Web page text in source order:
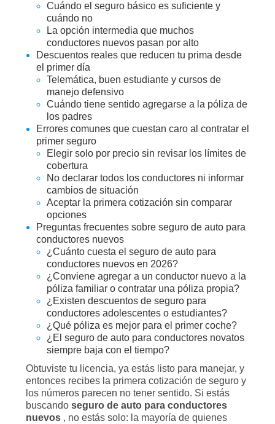
Cuándo el seguro básico es suficiente y
cuándo no
La opción intermedia que muchos
conductores nuevos pasan por alto
Descuentos reales que reducen tu prima desde
el primer día
Telemática, buen estudiante y cursos de
manejo defensivo
Cuándo tiene sentido agregarse a la póliza de
los padres
Errores comunes que cuestan caro al contratar el
primer seguro
Elegir solo por precio sin revisar los límites de
cobertura
No declarar todos los conductores ni informar
cambios de situación
Aceptar la primera cotización sin comparar
opciones
Preguntas frecuentes sobre seguro de auto para
conductores nuevos
¿Cuánto cuesta el seguro de auto para
conductores nuevos en 2026?
¿Conviene agregar a un conductor nuevo a la
póliza familiar o contratar una póliza propia?
¿Existen descuentos de seguro para
conductores adolescentes o estudiantes?
¿Qué póliza es mejor para el primer coche?
¿El seguro de auto para conductores novatos
siempre baja con el tiempo?
Obtuviste tu licencia, ya estás listo para manejar, y
entonces recibes la primera cotización de seguro y
los números parecen no tener sentido. Si estás
buscando seguro de auto para conductores
nuevos , no estás solo: la mayoría de quienes